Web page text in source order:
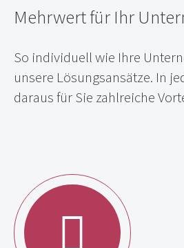
Mehrwert für Ihr
So individuell wie Ihre
unsere Lösungsansätze. In
daraus für Sie zahlreiche